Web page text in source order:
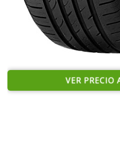
VER PRECIO